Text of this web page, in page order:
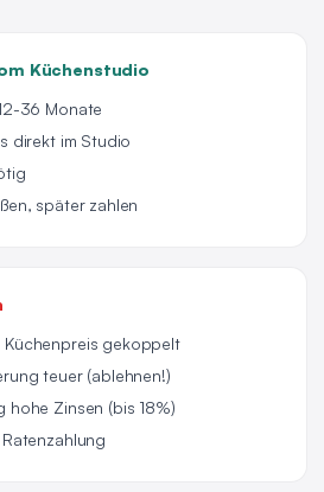
Küchenstudio
36 Monate
direkt im Studio
später zahlen
gekoppelt
teuer (ablehnen!)
hohe Zinsen (bis 18%)